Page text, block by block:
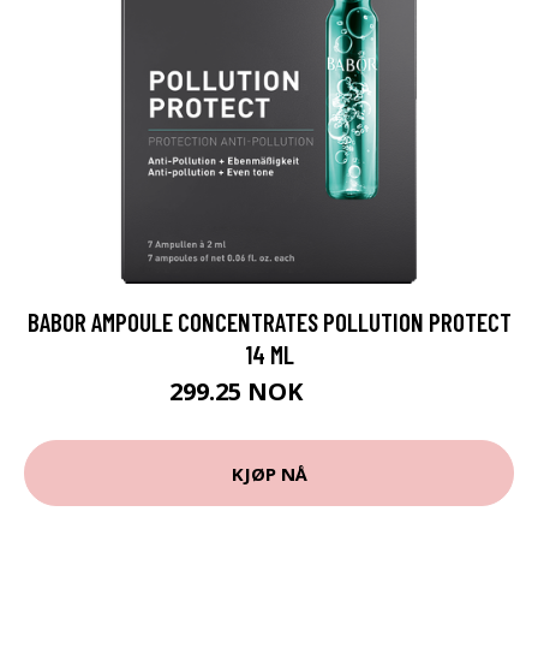
BABOR AMPOULE CONCENTRATES POLLUTION PROTECT
14 ML
299.25 NOK
KJØP NÅ